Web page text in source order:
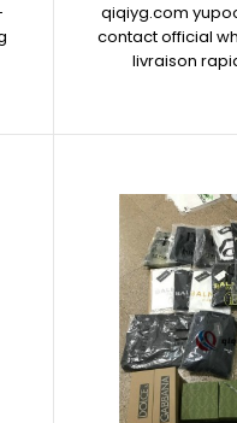
qiqiyg.com
contact official
livraison